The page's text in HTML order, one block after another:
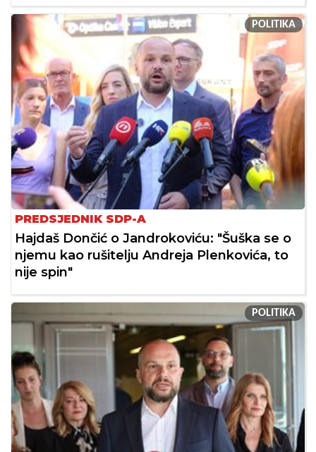
POLITIKA
PREDSJEDNIK SDP-A
Hajdaš Dončić o Jandrokoviću: "Šuška se o
njemu kao rušitelju Andreja Plenkovića, to
nije spin"
POLITIKA